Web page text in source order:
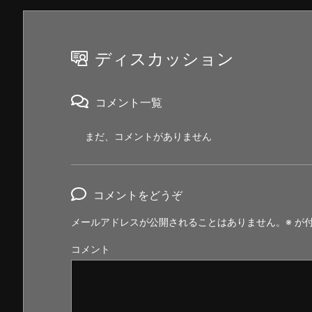
ディスカッション
コメント一覧
まだ、コメントがありません
コメントをどうぞ
メールアドレスが公開されることはありません。 ※ が
コメント